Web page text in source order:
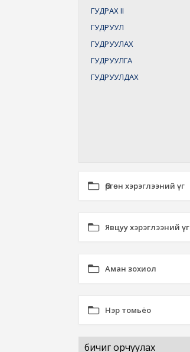
ГУДРАХII
ГУДРУУЛ
ГУДРУУЛАХ
ГУДРУУЛГА
ГУДРУУЛДАХ
Өргөн хэрэглээний үг
Явцуу хэрэглээний үг
Аман зохиол
Нэр томьёо
бичиг орчуулах